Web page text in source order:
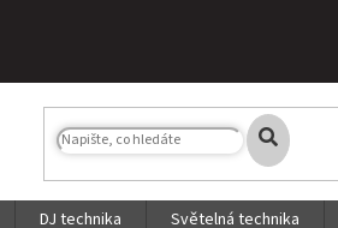
DJ technika Světelná technika